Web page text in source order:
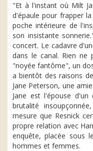
"Et à l'instant où Milt
d'épaule pour frapper
poche intérieure de
son insistante
concert. Le cadavre
dans le canal. Rien ne
"noyée fantôme", un
a bientôt des raisons
Jane Peterson, une
Jane est l'épouse
brutalité
mesure que Resnick
propre relation avec
enquête, placée sous
hommes et femmes.